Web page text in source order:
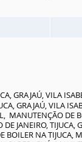
GRAJAÚ, VILA
GRAJAÚ, VILA
MANUTENÇÃO DE
JANEIRO,
BOILER NA TIJUCA,